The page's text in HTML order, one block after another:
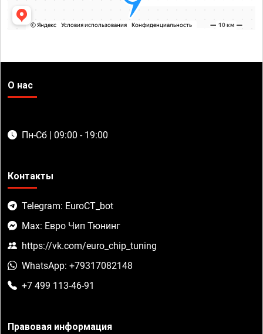
О нас
Пн-Сб | 09:00 - 19:00
Контакты
Telegram: EuroCT_bot
Max: Евро Чип Тюнинг
https://vk.com/euro_chip_tuning
WhatsApp: +79317082148
+7 499 113-46-91
Правовая информация